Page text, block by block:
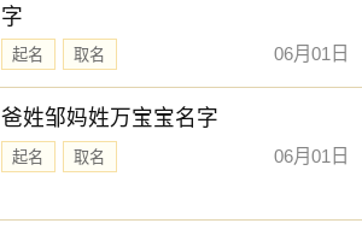
字
起名 取名 06月01日
爸姓邹妈姓万宝宝名字
起名 取名 06月01日